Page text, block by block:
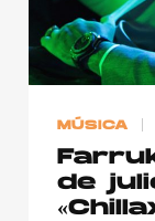
MÚSICA
de